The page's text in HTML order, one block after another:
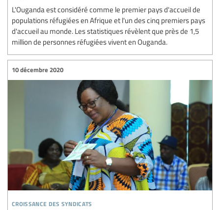
L'Ouganda est considéré comme le premier pays d'accueil de
populations réfugiées en Afrique et l'un des cinq premiers pays
d'accueil au monde. Les statistiques révèlent que près de 1,5
million de personnes réfugiées vivent en Ouganda.
croissance des syndicats
10 décembre 2020